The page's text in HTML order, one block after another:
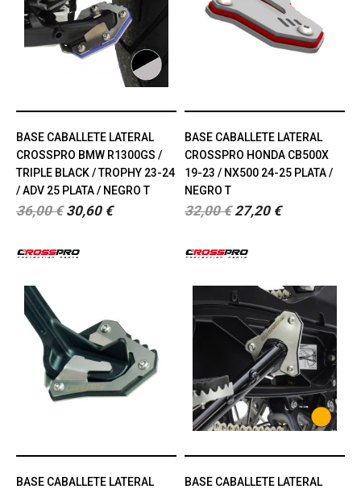
BASE CABALLETE LATERAL
CROSSPRO BMW R1300GS /
TRIPLE BLACK / TROPHY 23-24
/ ADV 25 PLATA / NEGRO T
36,00 € 30,60 €
BASE CABALLETE LATERAL
CROSSPRO HONDA CB500X
19-23 / NX500 24-25 PLATA /
NEGRO T
32,00 € 27,20 €
BASE CABALLETE LATERAL
BASE CABALLETE LATERAL